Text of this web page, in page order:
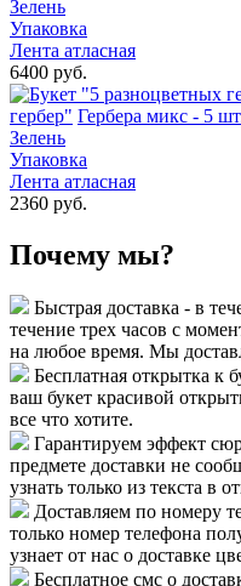
Зелень
Упаковка
Лента атласная
6400 руб.
гербер" Гербера микс - 5
Зелень
Упаковка
Лента атласная
2360 руб.
Почему мы?
Быстрая доставка - в
течение трех часов с
на любое время. Мы
Бесплатная открытка к
ваш букет красивой
все что хотите.
Гарантируем эффект
предмете доставки не
узнать только из текста в
Доставляем по номеру
только номер телефона
узнает от нас о доставке
Бесплатное смс о